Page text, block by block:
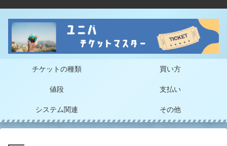
チケットの種類 買い方
値段 支払い
システム関連 その他